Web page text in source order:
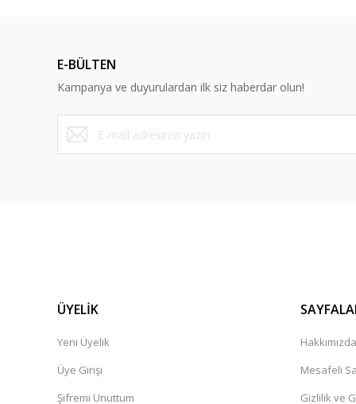
E-BÜLTEN
Kampanya ve duyurulardan ilk siz haberdar olun!
ÜYELİK
Yeni Üyelik
Üye Girişi
Şifremi Unuttum
Hakkımızda
Mesafeli
Gizlilik ve